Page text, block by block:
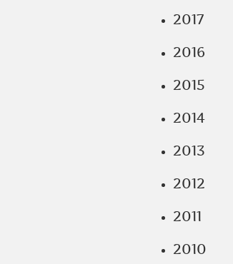
2017
2016
2015
2014
2013
2012
2011
2010